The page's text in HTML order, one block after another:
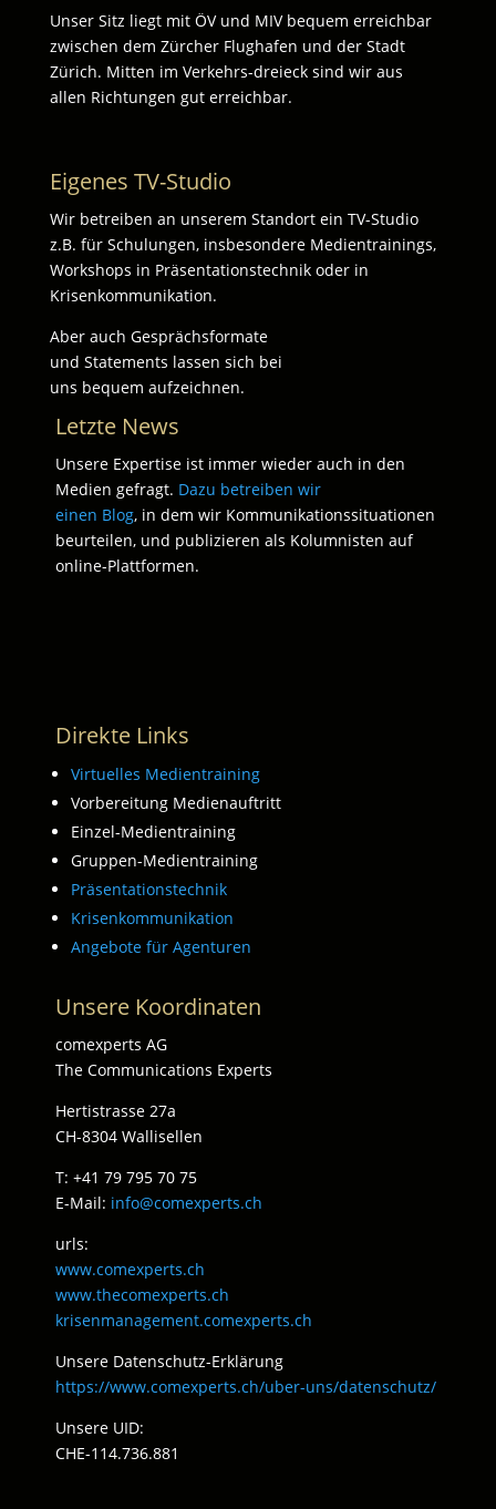
Unser Sitz liegt mit ÖV und MIV bequem erreichbar
zwischen dem Zürcher Flughafen und der Stadt
Zürich. Mitten im Verkehrs-dreieck sind wir aus
allen Richtungen gut erreichbar.
Eigenes TV-Studio
Wir betreiben an unserem Standort ein TV-Studio
z.B. für Schulungen, insbesondere Medientrainings,
Workshops in Präsentationstechnik oder in
Krisenkommunikation.
Aber auch Gesprächsformate
und Statements lassen sich bei
uns bequem aufzeichnen.
Letzte News
Unsere Expertise ist immer wieder auch in den
Medien gefragt. Dazu betreiben wir
einen Blog, in dem wir Kommunikationssituationen
beurteilen, und publizieren als Kolumnisten auf
online-Plattformen.
Direkte Links
Virtuelles Medientraining
Vorbereitung Medienauftritt
Einzel-Medientraining
Gruppen-Medientraining
Präsentationstechnik
Krisenkommunikation
Angebote für Agenturen
Unsere Koordinaten
comexperts AG
The Communications Experts
Hertistrasse 27a
CH-8304 Wallisellen
T: +41 79 795 70 75
E-Mail: info@comexperts.ch
urls:
www.comexperts.ch
www.thecomexperts.ch
krisenmanagement.comexperts.ch
Unsere Datenschutz-Erklärung
https://www.comexperts.ch/uber-uns/datenschutz/
Unsere UID:
CHE-114.736.881